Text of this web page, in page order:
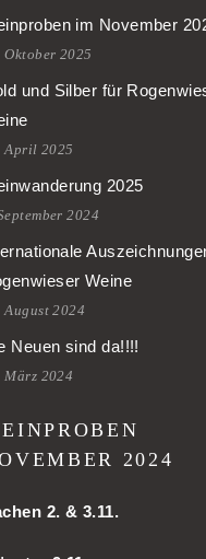
im November
Oktober 2025
und Silber für
April 2025
2025
2024
Weine
August 2024
Neuen sind da!!!!
März 2024
2024
2. & 3.11.